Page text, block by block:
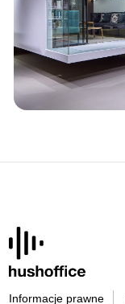
Informacje prawne